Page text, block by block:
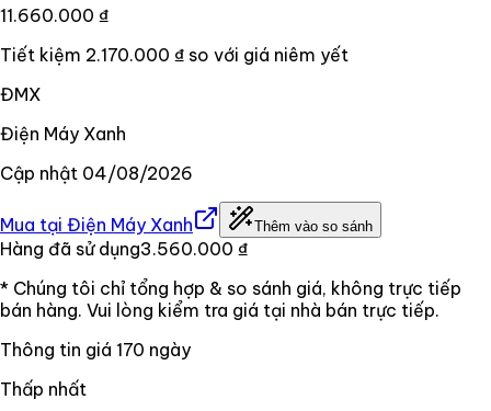
11.660.000 ₫
Tiết kiệm 2.170.000 ₫ so với giá niêm yết
ĐMX
Điện Máy Xanh
Cập nhật 04/08/2026
Mua tại Điện Máy Xanh Thêm vào so sánh
Hàng đã sử dụng3.560.000 ₫
* Chúng tôi chỉ tổng hợp & so sánh giá, không trực tiếp
bán hàng. Vui lòng kiểm tra giá tại nhà bán trực tiếp.
Thông tin giá 170 ngày
Thấp nhất